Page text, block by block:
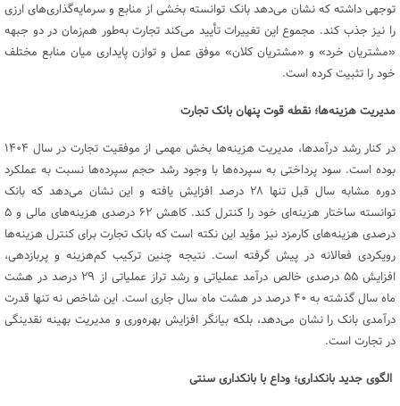
توجهی داشته که نشان می‌دهد بانک توانسته بخشی از منابع و سرمایه‌گذاری‌های ارزی
را نیز جذب کند. مجموع این تغییرات تأیید می‌کند تجارت به‌طور هم‌زمان در دو جبهه
«مشتریان خرد» و «مشتریان کلان» موفق عمل و توازن پایداری میان منابع مختلف
خود را تثبیت کرده است.
مدیریت هزینه‌ها؛ نقطه قوت پنهان بانک تجارت
در کنار رشد درآمدها، مدیریت هزینه‌ها بخش مهمی از موفقیت تجارت در سال ۱۴۰۴
بوده است. سود پرداختی به سپرده‌ها با وجود رشد حجم سپرده‌ها نسبت به عملکرد
دوره مشابه سال قبل تنها ۲۸ درصد افزایش یافته و این نشان می‌دهد که بانک
توانسته ساختار هزینه‌ای خود را کنترل کند. کاهش ۶۲ درصدی هزینه‌های مالی و ۵
درصدی هزینه‌های کارمزد نیز مؤید این نکته است که بانک ‌تجارت برای کنترل هزینه‌ها
رویکردی فعالانه در پیش گرفته است. نتیجه چنین ترکیب کم‌هزینه و پر‌بازدهی،
افزایش ۵۵ درصدی خالص درآمد عملیاتی و رشد تراز عملیاتی از ۲۹ درصد در هشت
ماه سال گذشته به ۴۰ درصد در هشت ماه سال جاری است. این شاخص نه تنها قدرت
درآمدی بانک را نشان می‌دهد، بلکه بیانگر افزایش بهره‌وری و مدیریت بهینه نقدینگی
در تجارت است.
الگوی جدید بانکداری؛ وداع با بانکداری سنتی